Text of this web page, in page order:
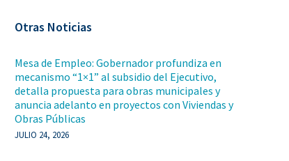
Otras Noticias
Mesa de Empleo: Gobernador profundiza en
mecanismo “1×1” al subsidio del Ejecutivo,
detalla propuesta para obras municipales y
anuncia adelanto en proyectos con Viviendas y
Obras Públicas
JULIO 24, 2026